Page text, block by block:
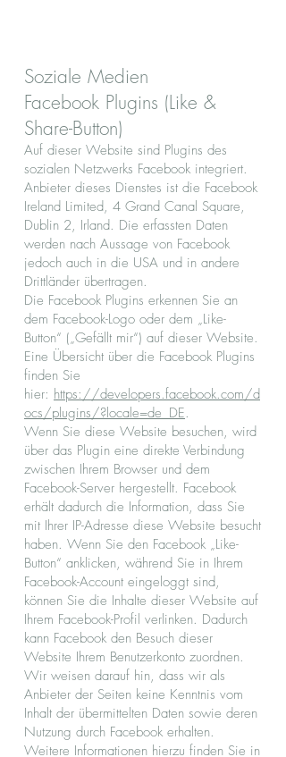
Soziale Medien
Facebook Plugins (Like &
Share-Button)
Auf dieser Website sind Plugins des
sozialen Netzwerks Facebook integriert.
Anbieter dieses Dienstes ist die Facebook
Ireland Limited, 4 Grand Canal Square,
Dublin 2, Irland. Die erfassten Daten
werden nach Aussage von Facebook
jedoch auch in die USA und in andere
Drittländer übertragen.
Die Facebook Plugins erkennen Sie an
dem Facebook-Logo oder dem „Like-
Button“ („Gefällt mir“) auf dieser Website.
Eine Übersicht über die Facebook Plugins
finden Sie
hier: https://developers.facebook.com/d
ocs/plugins/?locale=de_DE.
Wenn Sie diese Website besuchen, wird
über das Plugin eine direkte Verbindung
zwischen Ihrem Browser und dem
Facebook-Server hergestellt. Facebook
erhält dadurch die Information, dass Sie
mit Ihrer IP-Adresse diese Website besucht
haben. Wenn Sie den Facebook „Like-
Button“ anklicken, während Sie in Ihrem
Facebook-Account eingeloggt sind,
können Sie die Inhalte dieser Website auf
Ihrem Facebook-Profil verlinken. Dadurch
kann Facebook den Besuch dieser
Website Ihrem Benutzerkonto zuordnen.
Wir weisen darauf hin, dass wir als
Anbieter der Seiten keine Kenntnis vom
Inhalt der übermittelten Daten sowie deren
Nutzung durch Facebook erhalten.
Weitere Informationen hierzu finden Sie in